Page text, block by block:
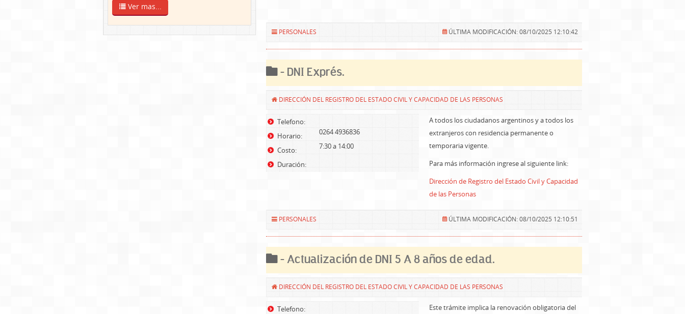
Ver mas...
PERSONALES ÚLTIMA MODIFICACIÓN: 08/10/2025 12:10:42
- DNI Exprés.
DIRECCIÓN DEL REGISTRO DEL ESTADO CIVIL Y CAPACIDAD DE LAS PERSONAS
Telefono:
Horario:
Costo:
Duración:
0264 4936836
7:30 a 14:00
A todos los ciudadanos argentinos y a todos los
extranjeros con residencia permanente o
temporaria vigente.
Para más información ingrese al siguiente link:
Dirección de Registro del Estado Civil y Capacidad
de las Personas
PERSONALES ÚLTIMA MODIFICACIÓN: 08/10/2025 12:10:51
- Actualización de DNI 5 A 8 años de edad.
DIRECCIÓN DEL REGISTRO DEL ESTADO CIVIL Y CAPACIDAD DE LAS PERSONAS
Telefono:
Este trámite implica la renovación obligatoria del